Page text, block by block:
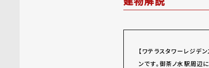
【ワテラスタワーレジデ
ンです。御茶ノ水駅周辺に